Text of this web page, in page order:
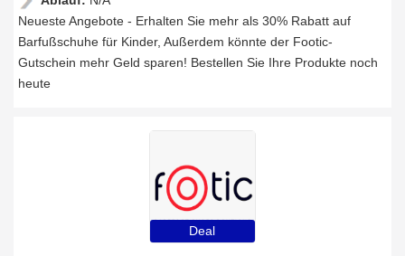
Neueste Angebote - Erhalten Sie mehr als 30% Rabatt auf
Barfußschuhe für Kinder, Außerdem könnte der Footic-
Gutschein mehr Geld sparen! Bestellen Sie Ihre Produkte noch
heute
Deal